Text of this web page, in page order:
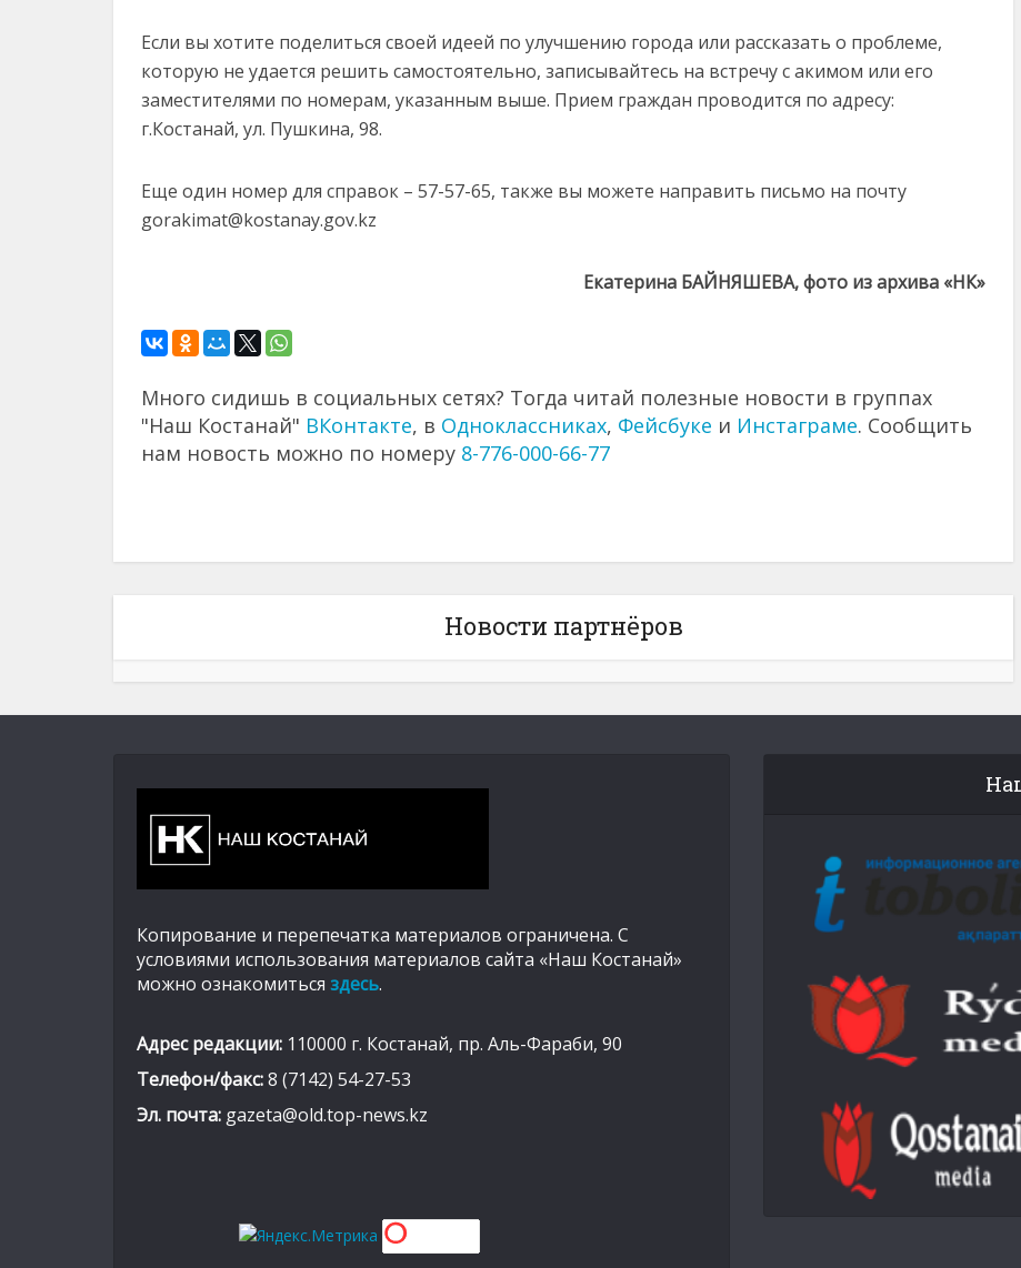
Если вы хотите поделиться своей идеей по улучшению города или рассказать о проблеме,
которую не удается решить самостоятельно, записывайтесь на встречу с акимом или его
заместителями по номерам, указанным выше. Прием граждан проводится по адресу:
г.Костанай, ул. Пушкина, 98.
Еще один номер для справок – 57-57-65, также вы можете направить письмо на почту
gorakimat@kostanay.gov.kz
Екатерина БАЙНЯШЕВА, фото из архива «НК»
Много сидишь в социальных сетях? Тогда читай полезные новости в группах
"Наш Костанай" ВКонтакте, в Одноклассниках, Фейсбуке и Инстаграме. Сообщить
нам новость можно по номеру 8-776-000-66-77
Новости партнёров
Копирование и перепечатка материалов ограничена. С
условиями использования материалов сайта «Наш Костанай»
можно ознакомиться здесь.
Адрес редакции: 110000 г. Костанай, пр. Аль-Фараби, 90
Телефон/факс:8 (7142) 54-27-53
Эл. почта: gazeta@old.top-news.kz